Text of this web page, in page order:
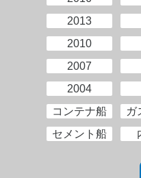
2013
2010
2007
2004
コンテナ船
ガ
セメント船